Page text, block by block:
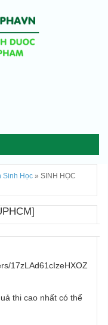
Sinh Học » SINH HỌC
17zLAd61cIzeHXOZ
thi cao nhất có thể